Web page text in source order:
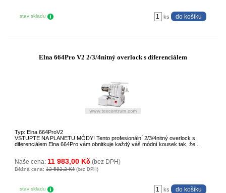
stav skladu ks
Elna 664Pro V2 2/3/4nitný overlock s diferenciálem
Typ: Elna 664ProV2
VSTUPTE NA PLANETU MÓDY! Tento profesionální 2/3/4nitný overlock s
diferenciálem Elna 664Pro vám obnitkuje každý váš módní kousek tak, že...
Naše cena: 11 983,00 Kč (bez DPH)
Běžná cena: 12 582,2 Kč (bez DPH)
stav skladu ks